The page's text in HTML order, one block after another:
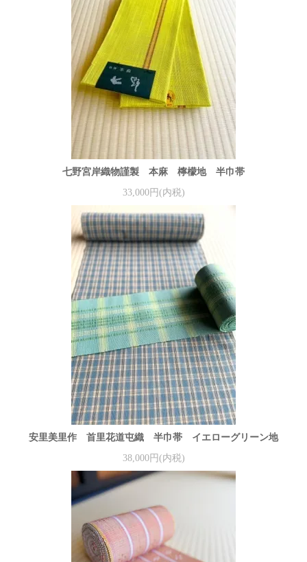
七野宮岸織物謹製 本麻 檸檬地 半巾帯
33,000円(内税)
安里美里作 首里花道屯織 半巾帯 イエローグリーン地
38,000円(内税)